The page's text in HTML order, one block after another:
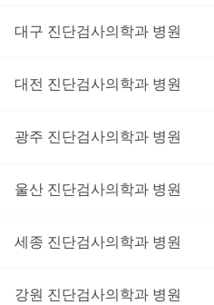
대구 진단검사의학과 병원
대전 진단검사의학과 병원
광주 진단검사의학과 병원
울산 진단검사의학과 병원
세종 진단검사의학과 병원
강원 진단검사의학과 병원